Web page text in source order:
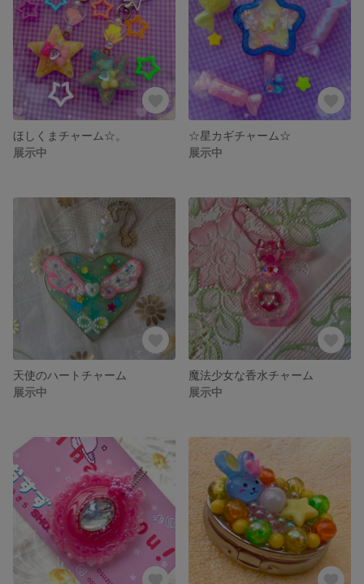
ほしくまチャーム☆。
展示中
☆星カギチャーム☆
展示中
天使のハートチャーム
展示中
魔法少女な香水チャーム
展示中